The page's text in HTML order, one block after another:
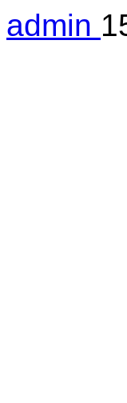
admin